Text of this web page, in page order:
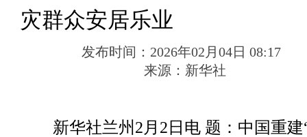
灾群众安居乐业
发布时间： 2026年02月04日 08:17
来源： 新华社
新华社兰州2月2日电 题：中国重建